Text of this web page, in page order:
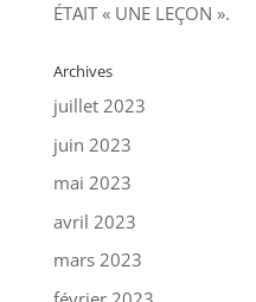
ÉTAIT « UNE LEÇON ».
Archives
juillet 2023
juin 2023
mai 2023
avril 2023
mars 2023